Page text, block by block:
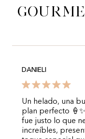
DANIELI
Un helado, una
plan perfecto
fue justo lo que
increíbles,